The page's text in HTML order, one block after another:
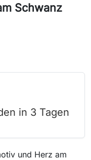
Schwanz
in 3 Tagen
und Herz am